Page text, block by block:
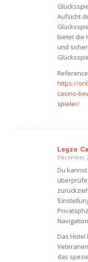
Aufsicht
bietet die
und
https://
casino-
spieler/
Legzo
says:
December
Du
Das
das